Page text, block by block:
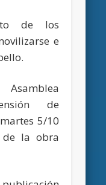
de los
e
de
5/10
la obra